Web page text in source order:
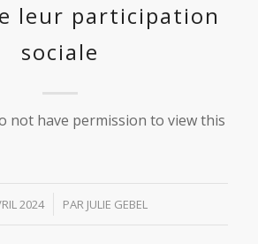
leur participation
sociale
not have permission to view this
2024 PAR JULIE GEBEL